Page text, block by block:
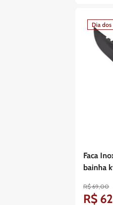
Dia dos
Faca
bainha
R$ 69,00
R$ 62